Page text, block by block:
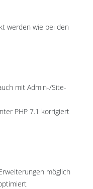
werden wie bei den
mit Admin-/Site-
PHP 7.1 korrigiert
möglich